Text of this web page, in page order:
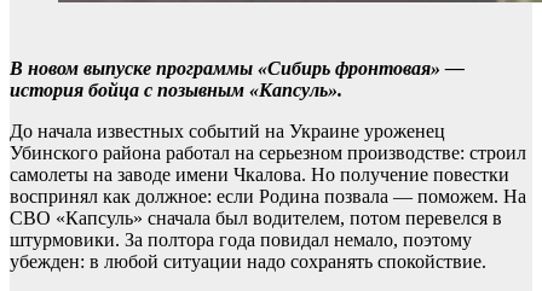
В новом выпуске программы «Сибирь фронтовая» —
история бойца с позывным «Капсуль».
До начала известных событий на Украине уроженец
Убинского района работал на серьезном производстве: строил
самолеты на заводе имени Чкалова. Но получение повестки
воспринял как должное: если Родина позвала — поможем. На
СВО «Капсуль» сначала был водителем, потом перевелся в
штурмовики. За полтора года повидал немало, поэтому
убежден: в любой ситуации надо сохранять спокойствие.